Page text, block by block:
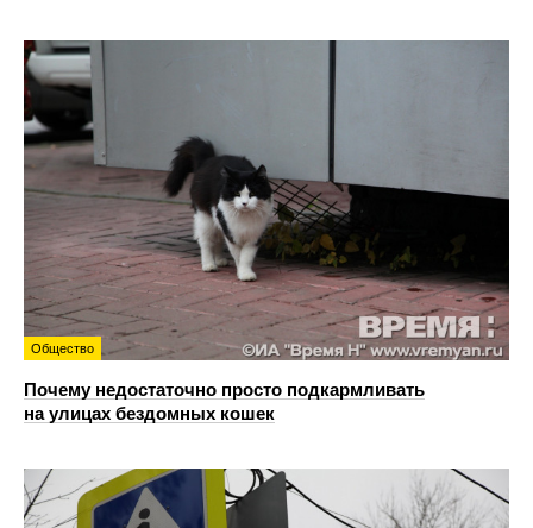
Общество
Почему недостаточно просто подкармливать
на улицах бездомных кошек